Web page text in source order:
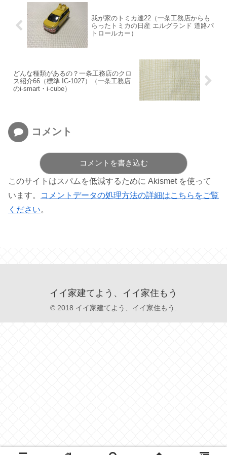
我が家のトミカ達22（一条工務店からも
らったトミカの日産 エルグランド 道路パ
トロールカー）
どんな種類があるの？一条工務店のクロ
ス紹介66（標準 IC-1027）（一条工務店
のi-smart・i-cube）
コメント
コメントを書き込む
このサイトはスパムを低減するために Akismet を使って
います。
コメントデータの処理方法の詳細はこちらをご覧
ください。
イイ家建てよう、イイ家住もう
© 2018 イイ家建てよう、イイ家住もう.